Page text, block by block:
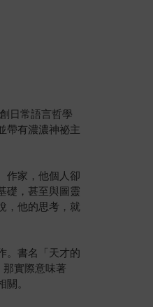
日常語言哲學
帶有濃濃神祕主
作家，他個人卻
礎，甚至與圖靈
，他的思考，就
。書名「天才的
實際意味著
。